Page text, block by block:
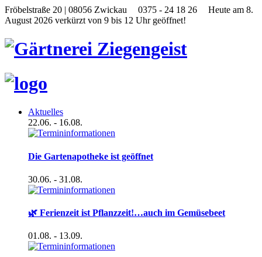
Fröbelstraße 20 | 08056 Zwickau 0375 - 24 18 26
Heute am 8.
August 2026 verkürzt von 9 bis 12 Uhr geöffnet!
Aktuelles
22.06. - 16.08.
Die Gartenapotheke ist geöffnet
30.06. - 31.08.
🌿 Ferienzeit ist Pflanzzeit!…auch im Gemüsebeet
01.08. - 13.09.